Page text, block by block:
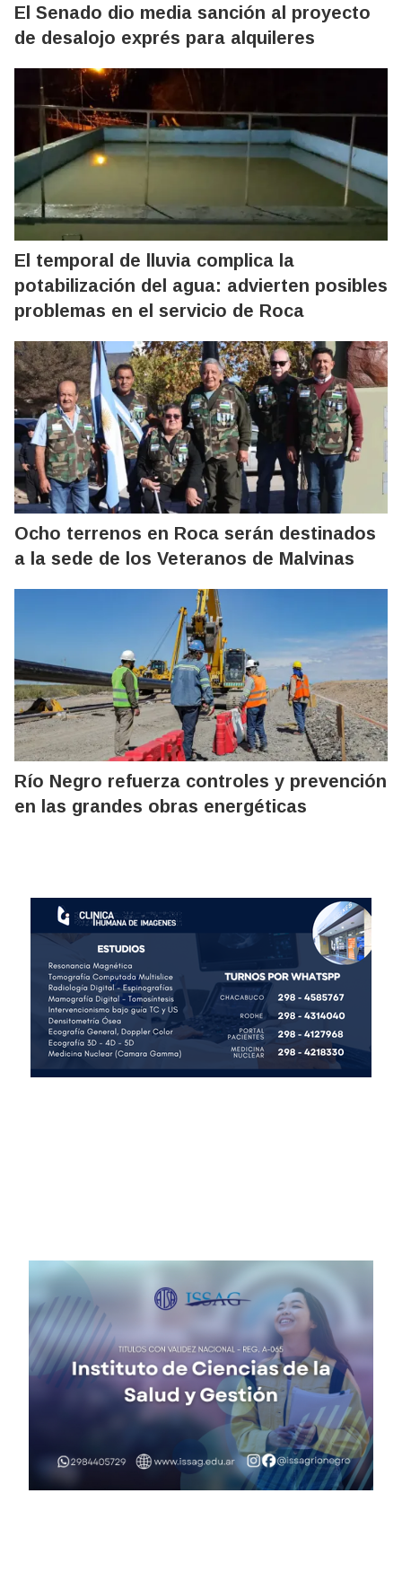
El Senado dio media sanción al proyecto
de desalojo exprés para alquileres
El temporal de lluvia complica la
potabilización del agua: advierten posibles
problemas en el servicio de Roca
Ocho terrenos en Roca serán destinados
a la sede de los Veteranos de Malvinas
Río Negro refuerza controles y prevención
en las grandes obras energéticas